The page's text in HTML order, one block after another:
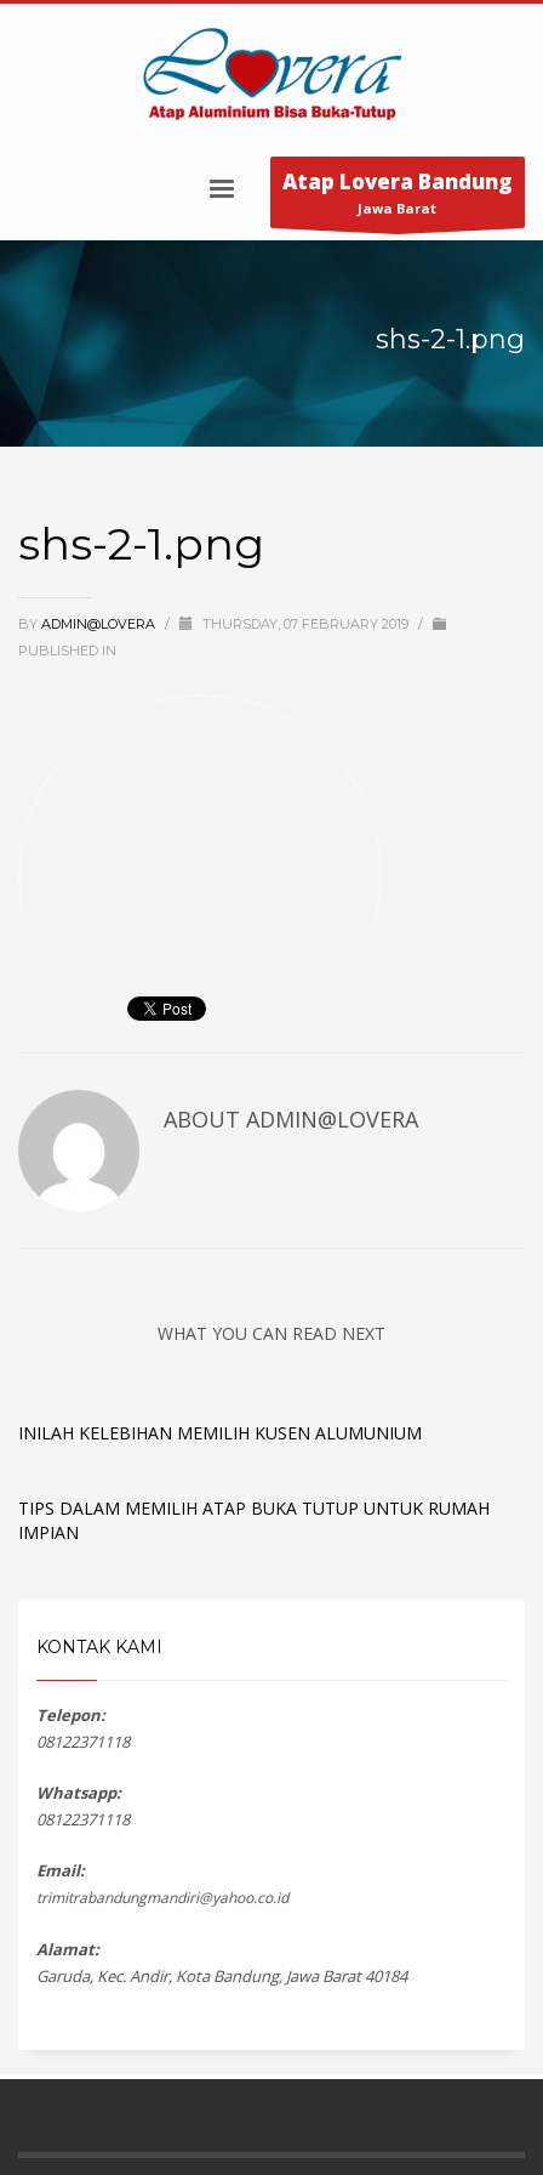
Atap Lovera Bandung
Jawa Barat
shs-2-1.png
shs-2-1.png
BY ADMIN@LOVERA / THURSDAY, 07 FEBRUARY 2019 /
PUBLISHED IN
ABOUT ADMIN@LOVERA
WHAT YOU CAN READ NEXT
INILAH KELEBIHAN MEMILIH KUSEN ALUMUNIUM
TIPS DALAM MEMILIH ATAP BUKA TUTUP UNTUK RUMAH
IMPIAN
KONTAK KAMI
Telepon:
08122371118
Whatsapp:
08122371118
Email:
trimitrabandungmandiri@yahoo.co.id
Alamat:
Garuda, Kec. Andir, Kota Bandung, Jawa Barat 40184